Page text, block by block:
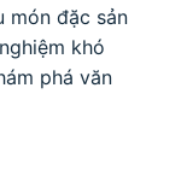
món đặc sản
khó
phá văn